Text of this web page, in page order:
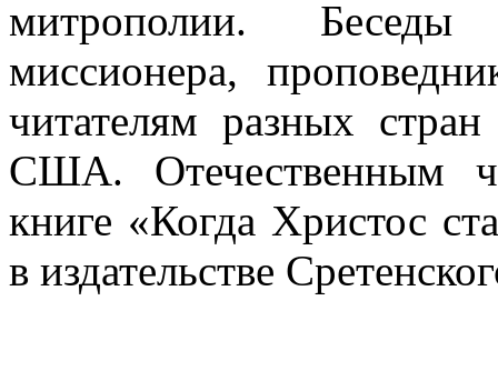
митрополии. Беседы
миссионера,
читателям разных
США. Отечественным
книге «Когда Христос
в издательстве